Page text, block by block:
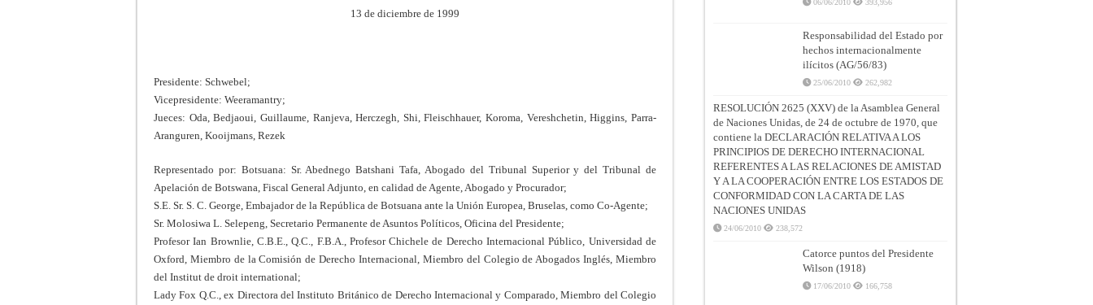
13 de diciembre de 1999
Presidente: Schwebel;
Vicepresidente: Weeramantry;
Jueces: Oda, Bedjaoui, Guillaume, Ranjeva, Herczegh, Shi, Fleischhauer, Koroma, Vereshchetin, Higgins, Parra-
Aranguren, Kooijmans, Rezek
Representado por: Botsuana: Sr. Abednego Batshani Tafa, Abogado del Tribunal Superior y del Tribunal de
Apelación de Botswana, Fiscal General Adjunto, en calidad de Agente, Abogado y Procurador;
S.E. Sr. S. C. George, Embajador de la República de Botsuana ante la Unión Europea, Bruselas, como Co-Agente;
Sr. Molosiwa L. Selepeng, Secretario Permanente de Asuntos Políticos, Oficina del Presidente;
Profesor Ian Brownlie, C.B.E., Q.C., F.B.A., Profesor Chichele de Derecho Internacional Público, Universidad de
Oxford, Miembro de la Comisión de Derecho Internacional, Miembro del Colegio de Abogados Inglés, Miembro
del Institut de droit international;
Lady Fox Q.C., ex Directora del Instituto Británico de Derecho Internacional y Comparado, Miembro del Colegio
06/06/2010 393,956
Responsabilidad del Estado por
hechos internacionalmente
ilícitos (AG/56/83)
25/06/2010 262,982
RESOLUCIÓN 2625 (XXV) de la Asamblea General
de Naciones Unidas, de 24 de octubre de 1970, que
contiene la DECLARACIÓN RELATIVA A LOS
PRINCIPIOS DE DERECHO INTERNACIONAL
REFERENTES A LAS RELACIONES DE AMISTAD
Y A LA COOPERACIÓN ENTRE LOS ESTADOS DE
CONFORMIDAD CON LA CARTA DE LAS
NACIONES UNIDAS
24/06/2010 238,572
Catorce puntos del Presidente
Wilson (1918)
17/06/2010 166,758